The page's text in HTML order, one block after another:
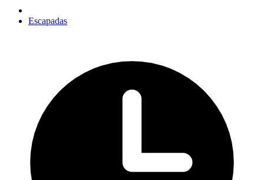
Escapadas